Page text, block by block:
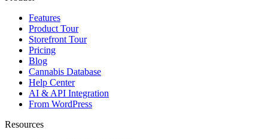
Features
Product Tour
Storefront Tour
Pricing
Blog
Cannabis Database
Help Center
AI & API Integration
From WordPress
Resources